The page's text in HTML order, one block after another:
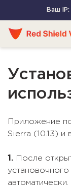
Ваш IP:
Приложение
Sierra (10.13) и
1. После
автоматически.